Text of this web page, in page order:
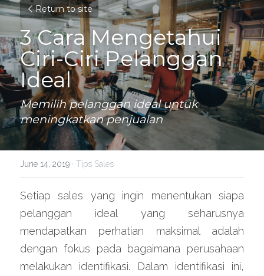
Return to site
3 Cara Mengetahui
Ciri-Ciri Pelanggan
Ideal
Memilih pelanggan ideal untuk
meningkatkan penjualan
June 14, 2019 · Tips Sales
Setiap sales yang ingin menentukan siapa
pelanggan ideal yang seharusnya
mendapatkan perhatian maksimal adalah
dengan fokus pada bagaimana perusahaan
melakukan identifikasi. Dalam identifikasi ini,